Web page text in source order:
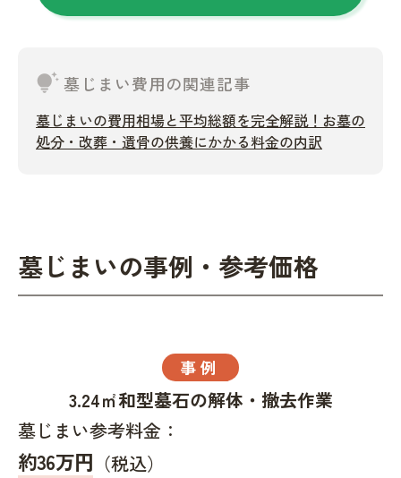
tips_and_updates墓じまい費用の関連記事
墓じまいの費用相場と平均総額を完全解説！お墓の
処分・改葬・遺骨の供養にかかる料金の内訳
墓じまいの事例・参考価格
事例
3.24㎡和型墓石の解体・撤去作業
墓じまい参考料金：
約36万円 （税込）